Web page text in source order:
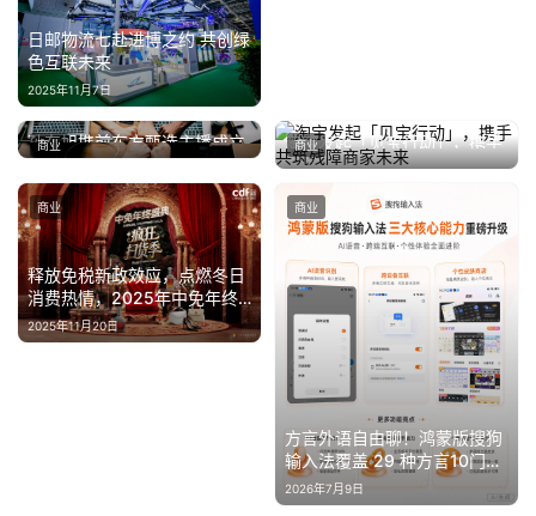
日邮物流七赴进博之约 共创绿
色互联未来
2025年11月7日
孙东旭携前东方甄选主播成立
新公司，或将重启直播带货事
业
2026年7月13日
商业
淘宝发起「见宝行动」，携手
共筑残障商家未来
2024年12月6日
商业
释放免税新政效应，点燃冬日
消费热情，2025年中免年终
盛典将于11月28日盛大启幕
2025年11月20日
商业
方言外语自由聊！鸿蒙版搜狗
输入法覆盖 29 种方言10门外
语
2026年7月9日
商业